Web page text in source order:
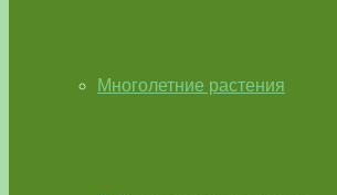
Многолетние растения